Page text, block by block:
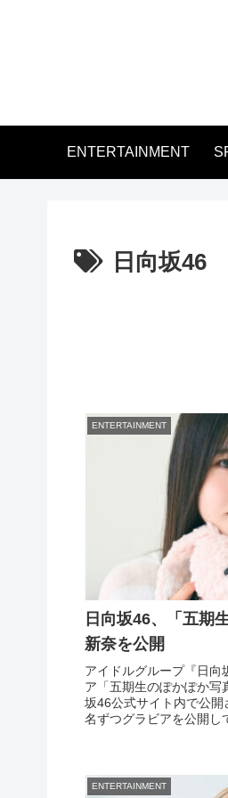
ENTERTAINMENT
日向坂46
ENTERTAINMENT
日向坂46、「五期
新奈を公開
アイドルグループ『日向
ア「五期生のぽかぽか写
坂46公式サイト内で公
名ずつグラビアを公開し
ENTERTAINMENT